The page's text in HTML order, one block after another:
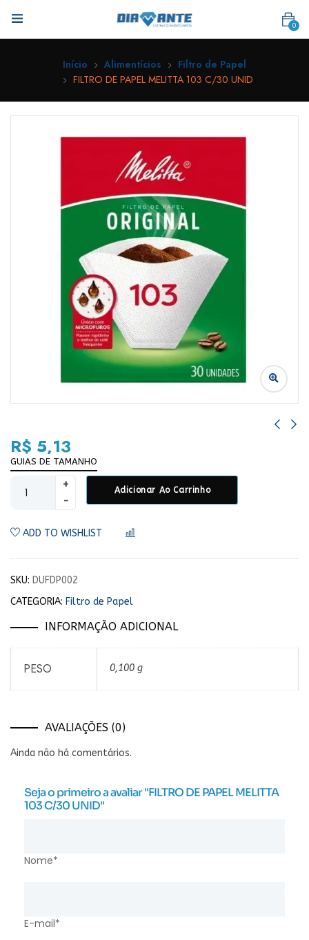
0
Início Alimentícios
Filtro de Papel
FILTRO DE PAPEL MELITTA 103 C/30 UNID
R$ 5,13
GUIAS DE TAMANHO
Adicionar Ao Carrinho
ADD TO WISHLIST
SKU: DUFDP002
CATEGORIA: Filtro de Papel
INFORMAÇÃO ADICIONAL
PESO 0,100 g
AVALIAÇÕES (0)
Ainda não há comentários.
Seja o primeiro a avaliar "FILTRO DE PAPEL MELITTA
103 C/30 UNID"
Nome*
E-mail*